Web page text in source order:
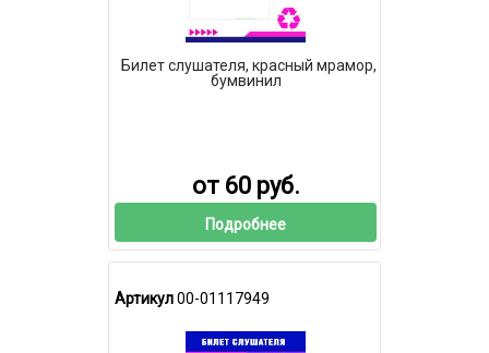
Билет слушателя, красный мрамор,
бумвинил
от 60 руб.
Подробнее
Артикул00-01117949